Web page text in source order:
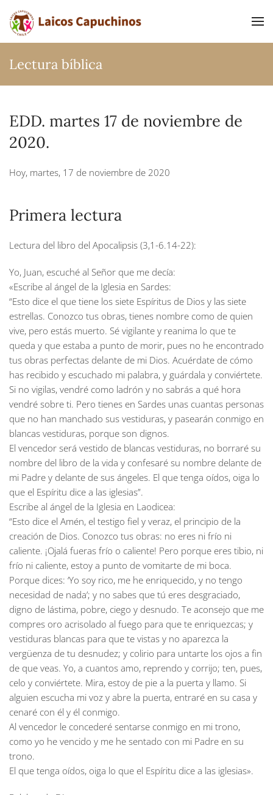
Ir al contenido principal
Lectura bíblica
EDD. martes 17 de noviembre de
2020.
Hoy, martes, 17 de noviembre de 2020
Primera lectura
Lectura del libro del Apocalipsis (3,1-6.14-22):
Yo, Juan, escuché al Señor que me decía:
«Escribe al ángel de la Iglesia en Sardes:
“Esto dice el que tiene los siete Espíritus de Dios y las siete
estrellas. Conozco tus obras, tienes nombre como de quien
vive, pero estás muerto. Sé vigilante y reanima lo que te
queda y que estaba a punto de morir, pues no he encontrado
tus obras perfectas delante de mi Dios. Acuérdate de cómo
has recibido y escuchado mi palabra, y guárdala y conviértete.
Si no vigilas, vendré como ladrón y no sabrás a qué hora
vendré sobre ti. Pero tienes en Sardes unas cuantas personas
que no han manchado sus vestiduras, y pasearán conmigo en
blancas vestiduras, porque son dignos.
El vencedor será vestido de blancas vestiduras, no borraré su
nombre del libro de la vida y confesaré su nombre delante de
mi Padre y delante de sus ángeles. El que tenga oídos, oiga lo
que el Espíritu dice a las iglesias”.
Escribe al ángel de la Iglesia en Laodicea:
“Esto dice el Amén, el testigo fiel y veraz, el principio de la
creación de Dios. Conozco tus obras: no eres ni frío ni
caliente. ¡Ojalá fueras frío o caliente! Pero porque eres tibio, ni
frío ni caliente, estoy a punto de vomitarte de mi boca.
Porque dices: ‘Yo soy rico, me he enriquecido, y no tengo
necesidad de nada’; y no sabes que tú eres desgraciado,
digno de lástima, pobre, ciego y desnudo. Te aconsejo que me
compres oro acrisolado al fuego para que te enriquezcas; y
vestiduras blancas para que te vistas y no aparezca la
vergüenza de tu desnudez; y colirio para untarte los ojos a fin
de que veas. Yo, a cuantos amo, reprendo y corrijo; ten, pues,
celo y conviértete. Mira, estoy de pie a la puerta y llamo. Si
alguien escucha mi voz y abre la puerta, entraré en su casa y
cenaré con él y él conmigo.
Al vencedor le concederé sentarse conmigo en mi trono,
como yo he vencido y me he sentado con mi Padre en su
trono.
El que tenga oídos, oiga lo que el Espíritu dice a las iglesias».